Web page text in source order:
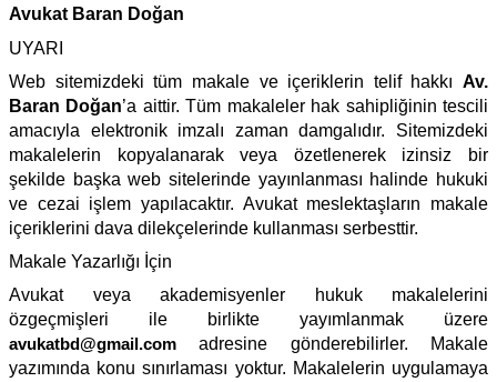
Avukat Baran Doğan
UYARI
Web sitemizdeki tüm makale ve içeriklerin telif hakkı Av.
Baran Doğan’a aittir. Tüm makaleler hak sahipliğinin tescili
amacıyla elektronik imzalı zaman damgalıdır. Sitemizdeki
makalelerin kopyalanarak veya özetlenerek izinsiz bir
şekilde başka web sitelerinde yayınlanması halinde hukuki
ve cezai işlem yapılacaktır. Avukat meslektaşların makale
içeriklerini dava dilekçelerinde kullanması serbesttir.
Makale Yazarlığı İçin
Avukat veya akademisyenler hukuk makalelerini
özgeçmişleri ile birlikte yayımlanmak üzere
avukatbd@gmail.com adresine gönderebilirler. Makale
yazımında konu sınırlaması yoktur. Makalelerin uygulamaya